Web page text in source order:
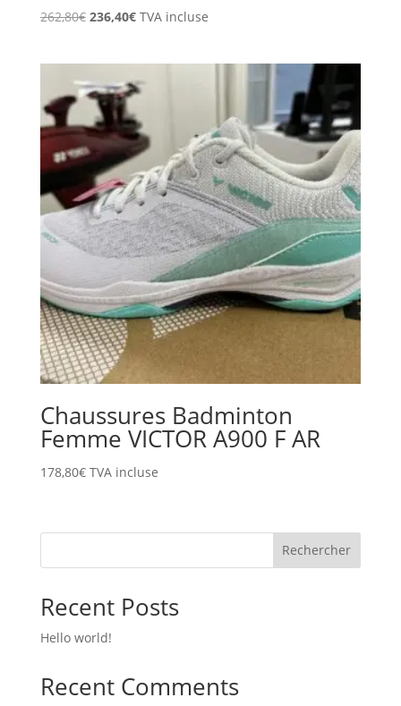
262,80€ Le
était :
262,80€.
236,40€Le
est :
236,40€.
TVA incluse
Chaussures Badminton
Femme VICTOR A900 F AR
178,80€ TVA incluse
Rechercher
Recent Posts
Hello world!
Recent Comments